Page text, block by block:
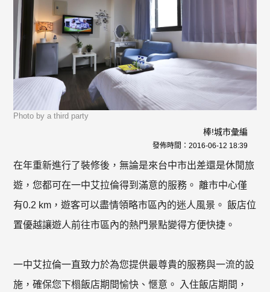
Photo by a third party
棒!城市彙編
發佈時間： 2016-06-12 18:39
在年重新進行了裝修後，無論是來台中市出差還是休閒旅
遊，您都可在一中艾拉倫得到滿意的服務。 離市中心僅
有0.2 km，遊客可以盡情領略市區內的迷人風景。 飯店位
置優越讓遊人前往市區內的熱門景點變得方便快捷。
一中艾拉倫一直致力於為您提供最尊貴的服務與一流的設
施，確保您下榻飯店期間愉快、愜意。 入住飯店期間，